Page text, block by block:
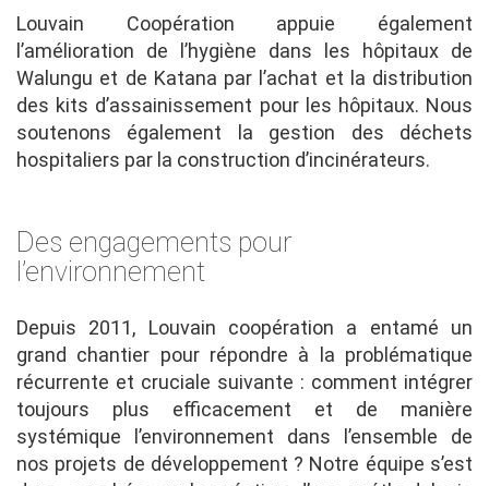
Louvain Coopération appuie également
l’amélioration de l’hygiène dans les hôpitaux de
Walungu et de Katana par l’achat et la distribution
des kits d’assainissement pour les hôpitaux. Nous
soutenons également la gestion des déchets
hospitaliers par la construction d’incinérateurs.
Des engagements pour
l’environnement
Depuis 2011, Louvain coopération a entamé un
grand chantier pour répondre à la problématique
récurrente et cruciale suivante : comment intégrer
toujours plus efficacement et de manière
systémique l’environnement dans l’ensemble de
nos projets de développement ? Notre équipe s’est